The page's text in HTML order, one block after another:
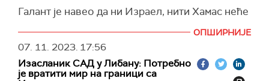
Истакао је да неће бити примирја или
испоруке горива у Газу док Хамас не
Поновио је позив палестинским цивилима да
се због сопствене безбедности крећу на југ
Галант је навео да ни Израел, нити Хамас неће
Ројтерс.
Према његовим речима, лидер Хамаса Јахја
Синвар се "скрива у свом бункеру и без
ОПШИРНИЈЕ
07. 11. 2023. 17:56
Изасланик САД у Либану: Потребно
је вратити мир на граници са